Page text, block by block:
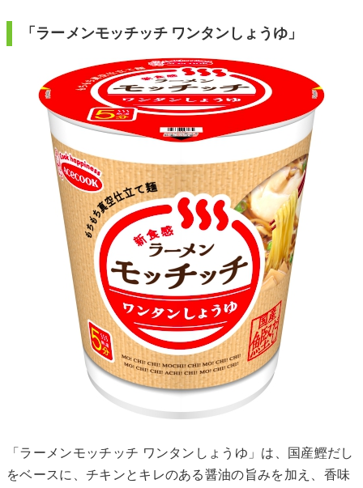
「ラーメンモッチッチ ワンタンしょうゆ」
「ラーメンモッチッチ ワンタンしょうゆ」は、国産鰹だし
をベースに、チキンとキレのある醤油の旨みを加え、香味